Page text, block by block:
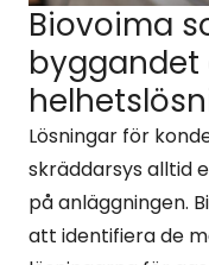
Biovoima
byggandet
Lösningar för
skräddarsys alltid
på anläggningen.
att identifiera de